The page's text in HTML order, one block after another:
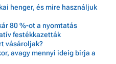
henger, és mire használjuk
80 %-ot a nyomtatás
festékkazetták
vásároljak?
avagy mennyi ideig bírja a